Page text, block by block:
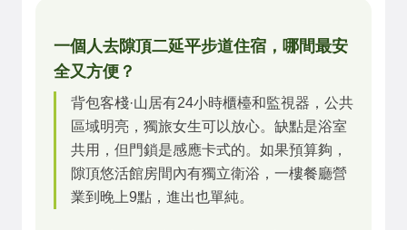
一個人去隙頂二延平步道住宿，哪間最安
全又方便？
背包客棧·山居有24小時櫃檯和監視器，公共
區域明亮，獨旅女生可以放心。缺點是浴室
共用，但門鎖是感應卡式的。如果預算夠，
隙頂悠活館房間內有獨立衛浴，一樓餐廳營
業到晚上9點，進出也單純。